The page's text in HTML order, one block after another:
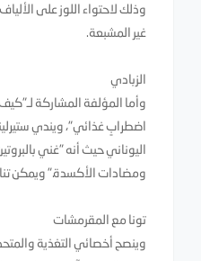
وذلك لاحتواء اللوز على
غير المشبعة.
الزبادي
وأما المؤلفة المشاركة
اضطرابٍ غذائي"، ويندي
اليوناني حيث أنه "غني
ومضادات الأكسدة." ويمكن
تونا مع المقرمشات
وينصح أخصائي التغذية